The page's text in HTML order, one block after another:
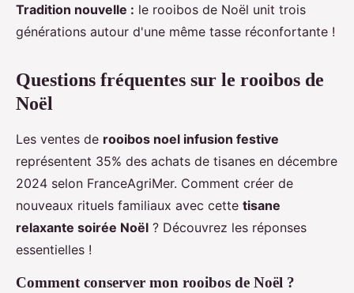
Tradition nouvelle : le rooibos de Noël unit trois
générations autour d'une même tasse réconfortante !
Questions fréquentes sur le rooibos de
Noël
Les ventes de rooibos noel infusion festive
représentent 35% des achats de tisanes en décembre
2024 selon FranceAgriMer. Comment créer de
nouveaux rituels familiaux avec cette tisane
relaxante soirée Noël ? Découvrez les réponses
essentielles !
Comment conserver mon rooibos de Noël ?